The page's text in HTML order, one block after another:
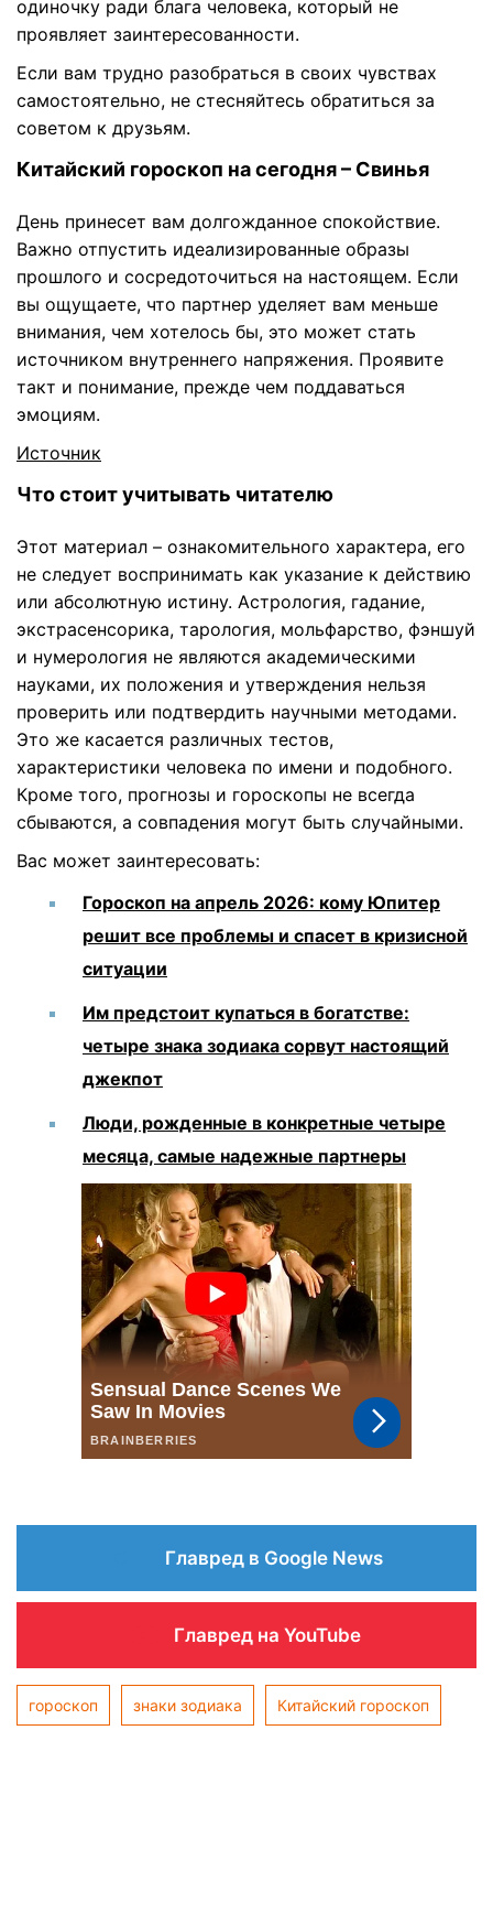
одиночку ради блага человека, который не
проявляет заинтересованности.
Если вам трудно разобраться в своих чувствах
самостоятельно, не стесняйтесь обратиться за
советом к друзьям.
Китайский гороскоп на сегодня – Свинья
День принесет вам долгожданное спокойствие.
Важно отпустить идеализированные образы
прошлого и сосредоточиться на настоящем. Если
вы ощущаете, что партнер уделяет вам меньше
внимания, чем хотелось бы, это может стать
источником внутреннего напряжения. Проявите
такт и понимание, прежде чем поддаваться
эмоциям.
Источник
Что стоит учитывать читателю
Этот материал – ознакомительного характера, его
не следует воспринимать как указание к действию
или абсолютную истину. Астрология, гадание,
экстрасенсорика, тарология, мольфарство, фэншуй
и нумерология не являются академическими
науками, их положения и утверждения нельзя
проверить или подтвердить научными методами.
Это же касается различных тестов,
характеристики человека по имени и подобного.
Кроме того, прогнозы и гороскопы не всегда
сбываются, а совпадения могут быть случайными.
Вас может заинтересовать:
Гороскоп на апрель 2026: кому Юпитер
решит все проблемы и спасет в кризисной
ситуации
Им предстоит купаться в богатстве:
четыре знака зодиака сорвут настоящий
джекпот
Люди, рожденные в конкретные четыре
месяца, самые надежные партнеры
Главред в Google News
Главред на YouTube
гороскоп знаки зодиака Китайский гороскоп